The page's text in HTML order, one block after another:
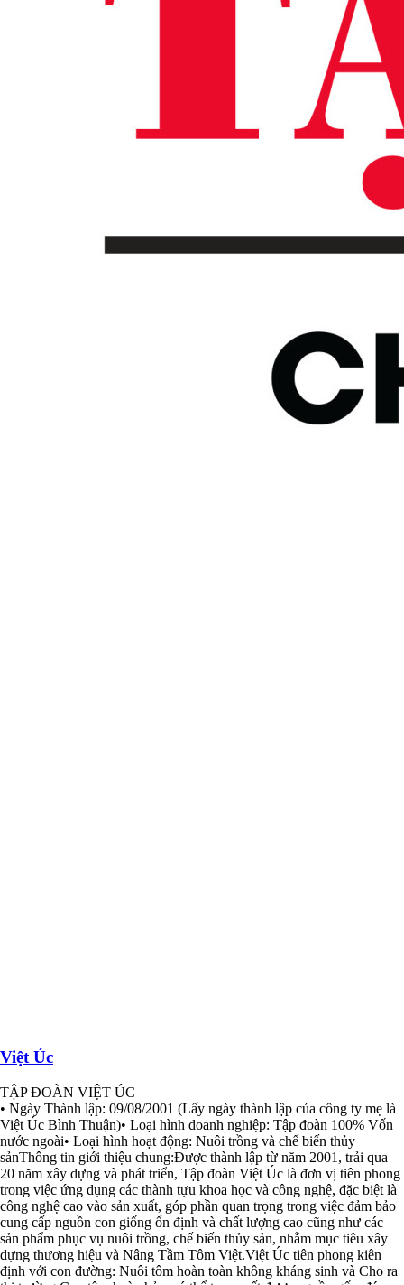
Việt Úc
TẬP ĐOÀN VIỆT ÚC
• Ngày Thành lập: 09/08/2001 (Lấy ngày thành lập của công ty mẹ là
Việt Úc Bình Thuận)• Loại hình doanh nghiệp: Tập đoàn 100% Vốn
nước ngoài• Loại hình hoạt động: Nuôi trồng và chế biến thủy
sảnThông tin giới thiệu chung:Được thành lập từ năm 2001, trải qua
20 năm xây dựng và phát triển, Tập đoàn Việt Úc là đơn vị tiên phong
trong việc ứng dụng các thành tựu khoa học và công nghệ, đặc biệt là
công nghệ cao vào sản xuất, góp phần quan trọng trong việc đảm bảo
cung cấp nguồn con giống ổn định và chất lượng cao cũng như các
sản phẩm phục vụ nuôi trồng, chế biến thủy sản, nhằm mục tiêu xây
dựng thương hiệu và Nâng Tầm Tôm Việt.Việt Úc tiên phong kiên
định với con đường: Nuôi tôm hoàn toàn không kháng sinh và Cho ra